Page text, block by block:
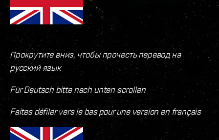
Прокрутите вниз, чтобы прочесть перевод на
русский язык
Für Deutsch bitte nach unten scrollen
Faites défiler vers le bas pour une version en français